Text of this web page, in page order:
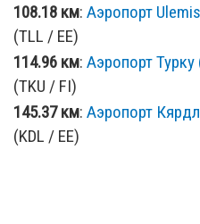
108.18 км: Аэропорт
(TLL / EE)
114.96 км: Аэропорт Турку
(TKU / FI)
145.37 км: Аэропорт
(KDL / EE)